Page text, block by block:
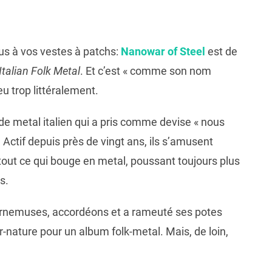
à vos vestes à patchs: Nanowar of Steel est de
Italian Folk Metal. Et c’est « comme son nom
trop littéralement.
metal italien qui a pris comme devise « nous
depuis près de vingt ans, ils s’amusent
ce qui bouge en metal, poussant toujours plus
accordéons et a rameuté ses potes
nature pour un album folk-metal. Mais, de loin,